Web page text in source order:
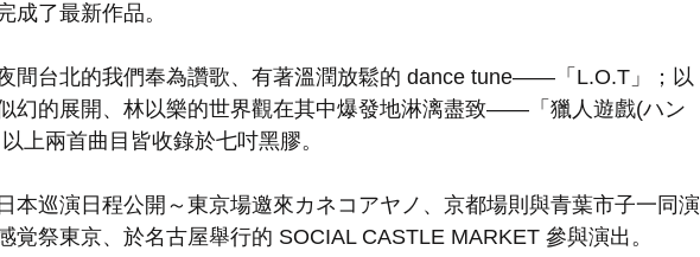
成了最新作品。
間台北的我們奉為讚歌、有著溫潤放鬆的 dance tune——「L.O.T」；以
幻的展開、林以樂的世界觀在其中爆發地淋漓盡致——「獵人遊戲(ハン
上兩首曲目皆收錄於七吋黑膠。
本巡演日程公開～東京場邀來カネコアヤノ、京都場則與青葉市子一同演
覚祭東京、於名古屋舉行的 SOCIAL CASTLE MARKET 參與演出。